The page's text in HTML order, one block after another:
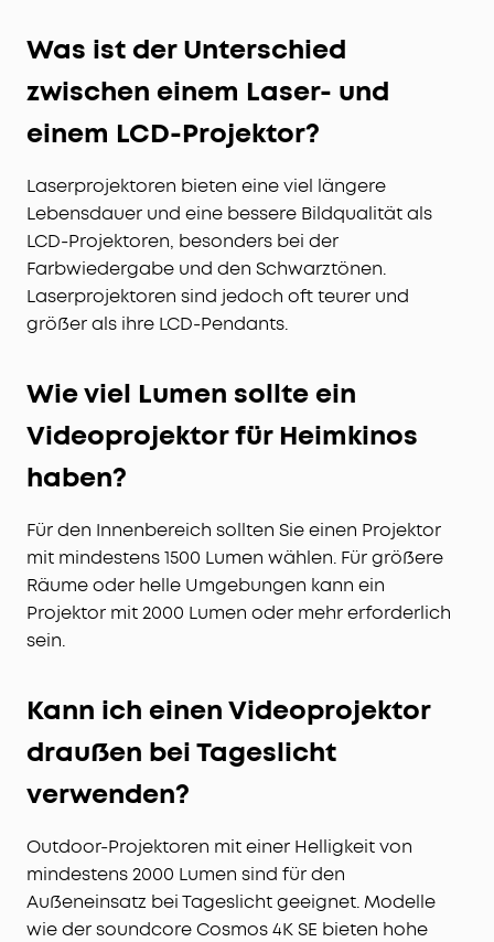
Was ist der Unterschied
zwischen einem Laser- und
einem LCD-Projektor?
Laserprojektoren bieten eine viel längere
Lebensdauer und eine bessere Bildqualität als
LCD-Projektoren, besonders bei der
Farbwiedergabe und den Schwarztönen.
Laserprojektoren sind jedoch oft teurer und
größer als ihre LCD-Pendants.
Wie viel Lumen sollte ein
Videoprojektor für Heimkinos
haben?
Für den Innenbereich sollten Sie einen Projektor
mit mindestens 1500 Lumen wählen. Für größere
Räume oder helle Umgebungen kann ein
Projektor mit 2000 Lumen oder mehr erforderlich
sein.
Kann ich einen Videoprojektor
draußen bei Tageslicht
verwenden?
Outdoor-Projektoren mit einer Helligkeit von
mindestens 2000 Lumen sind für den
Außeneinsatz bei Tageslicht geeignet. Modelle
wie der soundcore Cosmos 4K SE bieten hohe